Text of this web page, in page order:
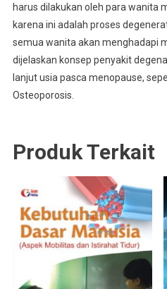
harus dilakukan oleh para wanita
karena ini adalah proses
semua wanita akan menghadapi
dijelaskan konsep penyakit
lanjut usia pasca menopause,
Osteoporosis.
Produk Terkait